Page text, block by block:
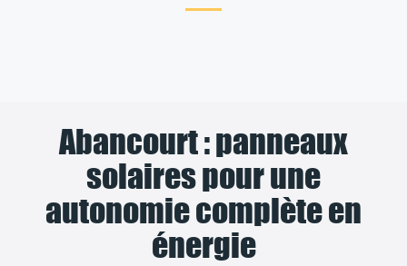
Abancourt : panneaux
solaires pour une
autonomie complète en
énergie